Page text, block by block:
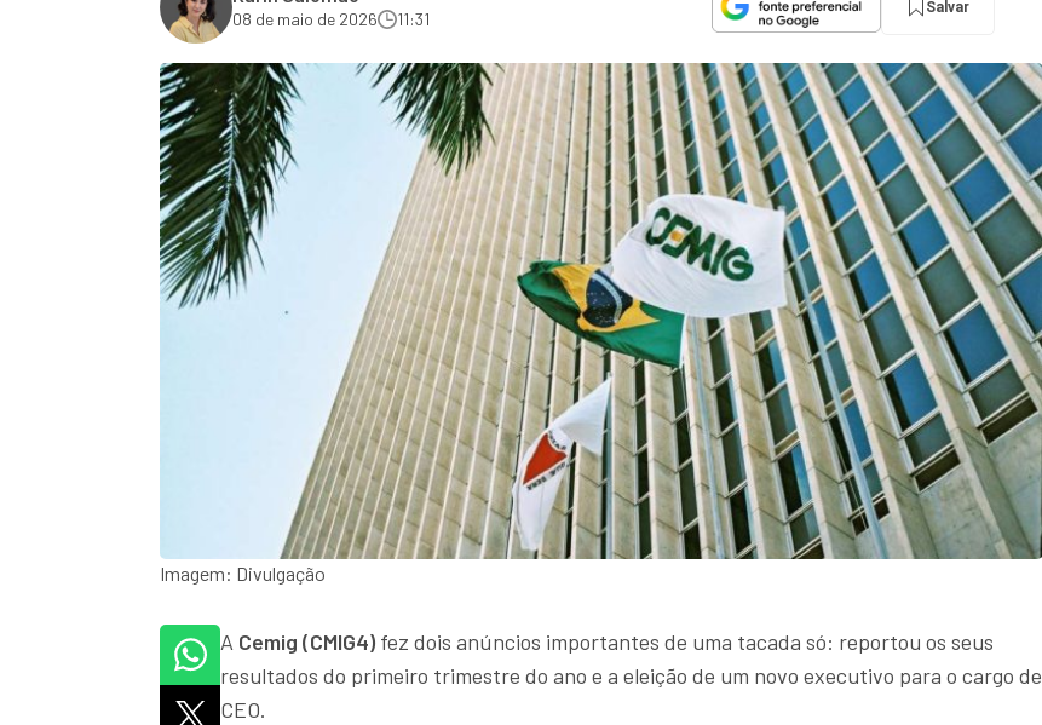
08 de maio de 2026 11:31
Salvar
Imagem: Divulgação
A Cemig (CMIG4) fez dois anúncios importantes de uma tacada só: reportou os seus
resultados do primeiro trimestre do ano e a eleição de um novo executivo para o cargo de
CEO.